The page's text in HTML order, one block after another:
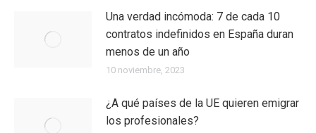
Una verdad incómoda: 7 de cada 10
contratos indefinidos en España duran
menos de un año
10 noviembre, 2023
¿A qué países de la UE quieren emigrar
los profesionales?